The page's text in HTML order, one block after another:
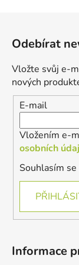
Odebírat
Vložte svůj e-
nových
E-mail
Vložením e-
osobních
Souhlasím se
Informace